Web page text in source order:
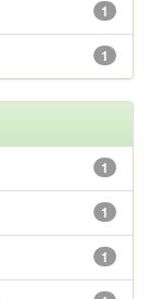
1
1
1
1
1